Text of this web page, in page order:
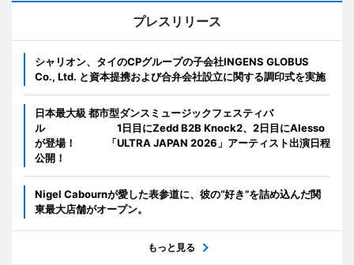
プレスリリース
シャリオン、タイのCPグループの子会社INGENS GLOBUS
Co., Ltd. と資本提携および合弁会社設立に関する調印式を実施
日本最大級 都市型ダンスミュージックフェスティバ
ル 1日目にZedd B2B Knock2、2日目にAlesso
が登場！ 「ULTRA JAPAN 2026」アーティスト出演日程
公開！
Nigel Cabournが愛した表参道に、彼の“好き”を詰め込んだ関
東最大店舗がオープン。
もっと見る